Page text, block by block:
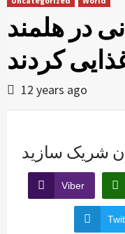
در هلمند
کردند
12 years ago
شریک سازید
Viber